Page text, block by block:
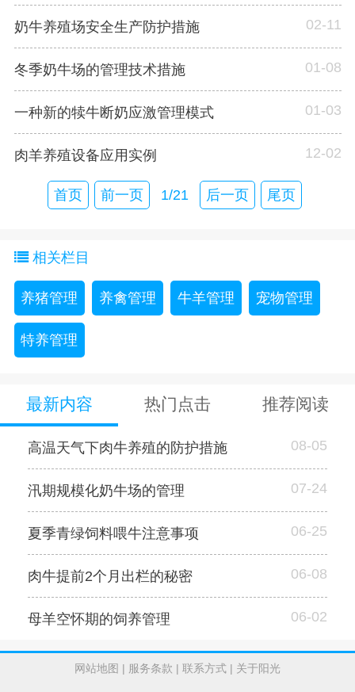
奶牛养殖场安全生产防护措施 02-11
冬季奶牛场的管理技术措施 01-08
一种新的犊牛断奶应激管理模式 01-03
肉羊养殖设备应用实例 12-02
首页 前一页 1/21 后一页 尾页
相关栏目
养猪管理 养禽管理 牛羊管理 宠物管理
特养管理
最新内容 热门点击 推荐阅读
高温天气下肉牛养殖的防护措施 08-05
汛期规模化奶牛场的管理 07-24
夏季青绿饲料喂牛注意事项 06-25
肉牛提前2个月出栏的秘密 06-08
母羊空怀期的饲养管理 06-02
网站地图 | 服务条款 | 联系方式 | 关于阳光